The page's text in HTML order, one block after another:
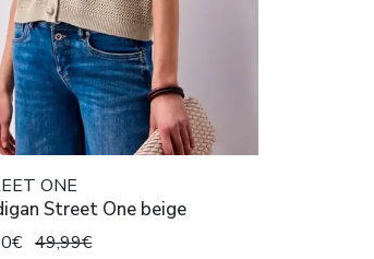
ONE
Street One beige
49,99€